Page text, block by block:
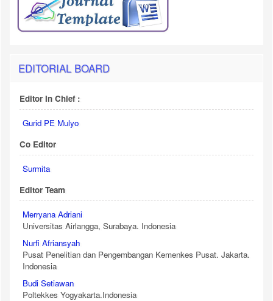
EDITORIAL BOARD
Editor In Chief :
Gurid PE Mulyo
Co Editor
Surmita
Editor Team
Merryana Adriani
Universitas Airlangga, Surabaya. Indonesia
Nurfi Afriansyah
Pusat Penelitian dan Pengembangan Kemenkes Pusat. Jakarta.
Indonesia
Budi Setiawan
Poltekkes Yogyakarta.Indonesia